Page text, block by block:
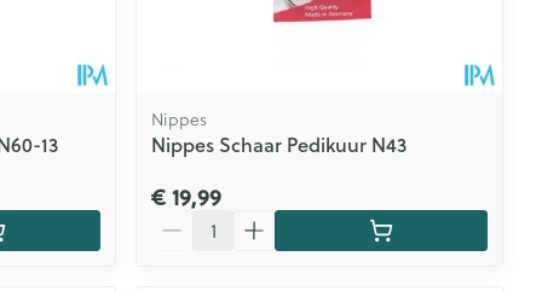
13
Nippes
Nippes Schaar Pedikuur N43
€ 19,99